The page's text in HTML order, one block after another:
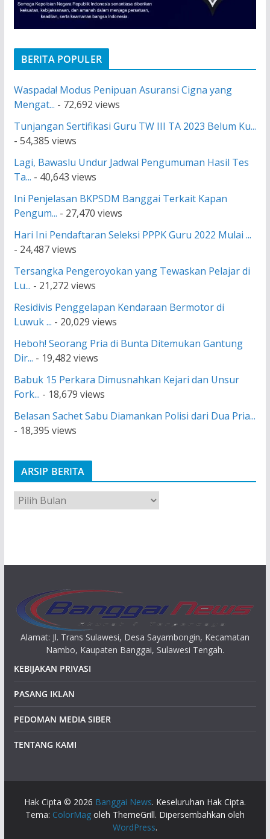
BERITA POPULER
Waspada! Modus Penipuan Asuransi Cigna yang
Mengat... - 72,692 views
Tunjangan Sertifikasi Guru TW III TA 2023 Belum Ku...
- 54,385 views
Lagi, Bawaslu Undur Jadwal Pengumuman Hasil Tes
Ta... - 40,643 views
Ini Penjelasan BKPSDM Banggai Terkait Kapan
Pengum... - 27,470 views
Hari Ini Pendaftaran Seleksi PPPK Guru 2022 Mulai ...
- 24,487 views
Tersangka Pengeroyokan yang Tewaskan Pelajar di
Lu... - 21,272 views
Residivis Penggelapan Kendaraan Bermotor di
Luwuk ... - 20,029 views
Heboh! Seorang Pria di Bunta Ditemukan Gantung
Dir... - 19,482 views
Babuk 15 Perkara Dimusnahkan Kejari dan Unsur
Fork... - 18,679 views
Belasan Sachet Sabu Diamankan Polisi dari Dua Pria...
- 18,395 views
ARSIP BERITA
A
r
Alamat: Jl. Trans Sulawesi, Desa Sayambongin, Kecamatan
Nambo, Kaupaten Banggai, Sulawesi Tengah.
KEBIJAKAN PRIVASI
PASANG IKLAN
PEDOMAN MEDIA SIBER
TENTANG KAMI
Hak Cipta © 2026 Banggai News. Keseluruhan Hak Cipta.
Tema: ColorMagoleh ThemeGrill. Dipersembahkan oleh
WordPress.